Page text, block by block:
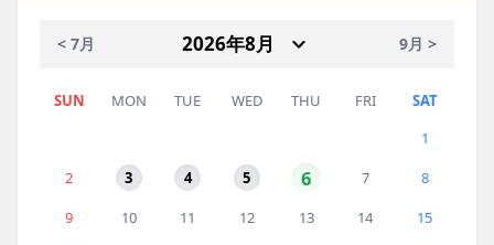
< 7月 9月 >
SUN MON TUE WED THU FRI
SAT
1
2
3 4 5 6 7
8
9
10 11 12 13 14
15